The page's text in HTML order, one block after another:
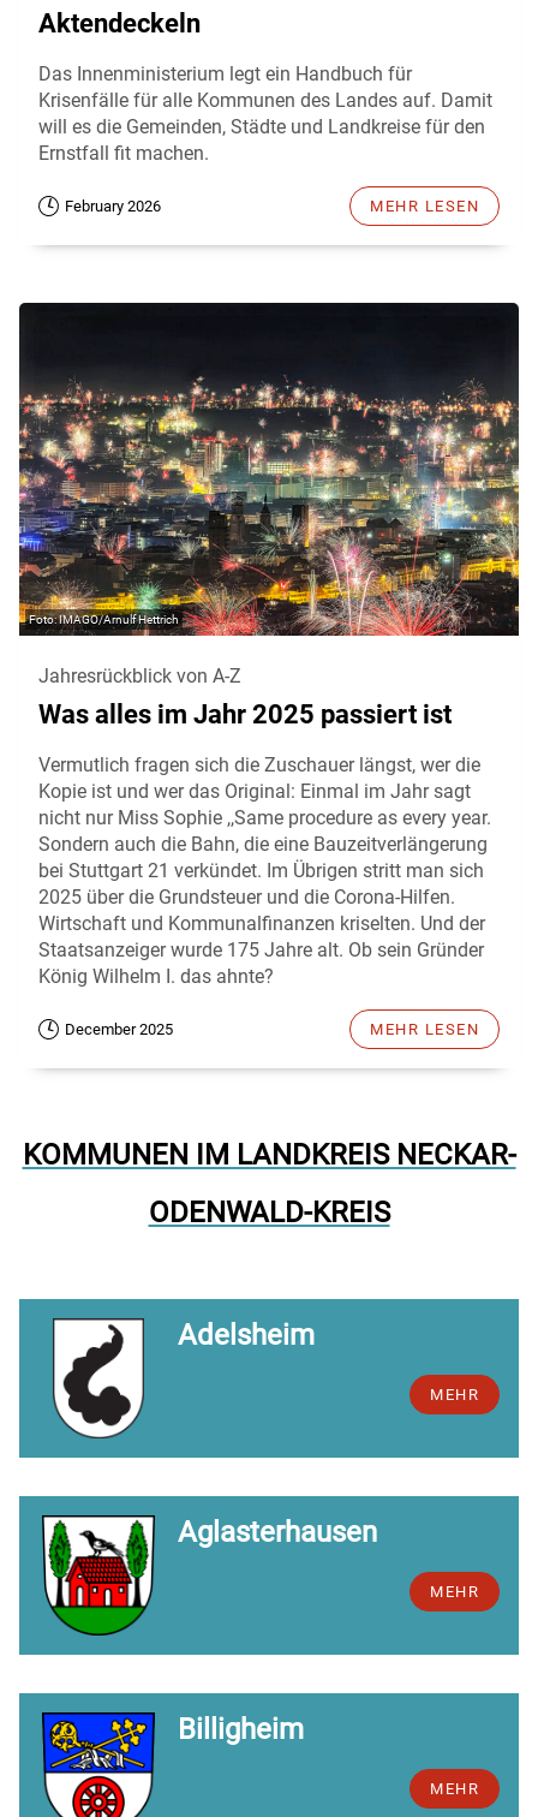
Aktendeckeln
Das Innenministerium legt ein Handbuch für
Krisenfälle für alle Kommunen des Landes auf. Damit
will es die Gemeinden, Städte und Landkreise für den
Ernstfall fit machen.
February 2026 MEHR LESEN
IMAGO/Arnulf Hettrich
Jahresrückblick von A-Z
Was alles im Jahr 2025 passiert ist
Vermutlich fragen sich die Zuschauer längst, wer die
Kopie ist und wer das Original: Einmal im Jahr sagt
nicht nur Miss Sophie ,,Same procedure as every year.
Sondern auch die Bahn, die eine Bauzeitverlängerung
bei Stuttgart 21 verkündet. Im Übrigen stritt man sich
2025 über die Grundsteuer und die Corona-Hilfen.
Wirtschaft und Kommunalfinanzen kriselten. Und der
Staatsanzeiger wurde 175 Jahre alt. Ob sein Gründer
König Wilhelm I. das ahnte?
December 2025 MEHR LESEN
KOMMUNEN IM LANDKREIS NECKAR-
ODENWALD-KREIS
Adelsheim
MEHR
Aglasterhausen
MEHR
Billigheim
MEHR